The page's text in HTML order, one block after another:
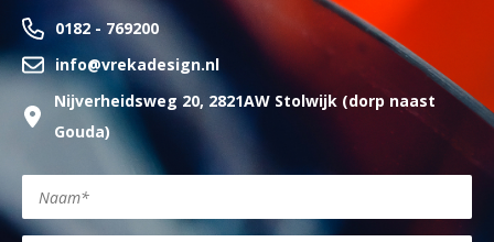
0182 - 769200
info@vrekadesign.nl
Nijverheidsweg 20, 2821AW Stolwijk (dorp naast
Gouda)